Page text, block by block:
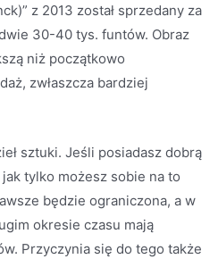
z 2013 został sprzedany za
30-40 tys. funtów. Obraz
niż początkowo
zwłaszcza bardziej
sztuki. Jeśli posiadasz dobrą
tylko możesz sobie na to
będzie ograniczona, a w
okresie czasu mają
Przyczynia się do tego także